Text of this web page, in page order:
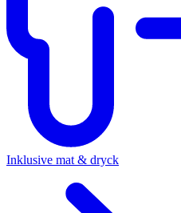
Inklusive mat & dryck